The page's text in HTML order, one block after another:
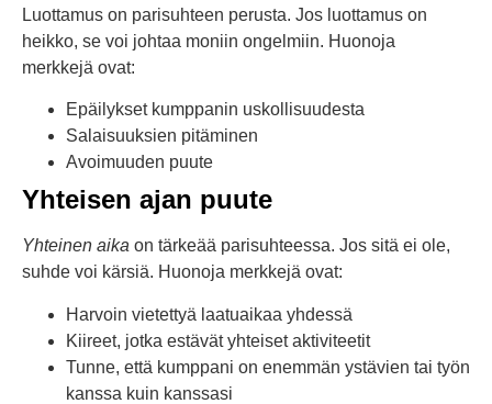
Luottamus on parisuhteen perusta. Jos luottamus on
heikko, se voi johtaa moniin ongelmiin. Huonoja
merkkejä ovat:
Epäilykset kumppanin uskollisuudesta
Salaisuuksien pitäminen
Avoimuuden puute
Yhteisen ajan puute
Yhteinen aika on tärkeää parisuhteessa. Jos sitä ei ole,
suhde voi kärsiä. Huonoja merkkejä ovat:
Harvoin vietettyä laatuaikaa yhdessä
Kiireet, jotka estävät yhteiset aktiviteetit
Tunne, että kumppani on enemmän ystävien tai työn
kanssa kuin kanssasi